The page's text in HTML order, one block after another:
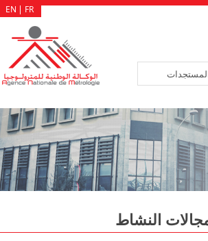
EN FR
الشغورات المسجلة بهياكلها، عن طريق النقلة أو
النشاط